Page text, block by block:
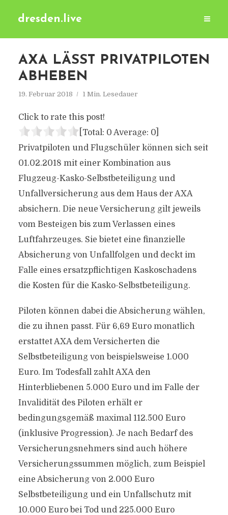
dresden.live
AXA LÄSST PRIVATPILOTEN
ABHEBEN
19. Februar 2018 1 Min. Lesedauer
Click to rate this post!
[Total: 0 Average: 0]
Privatpiloten und Flugschüler können sich seit
01.02.2018 mit einer Kombination aus
Flugzeug-Kasko-Selbstbeteiligung und
Unfallversicherung aus dem Haus der AXA
absichern. Die neue Versicherung gilt jeweils
vom Besteigen bis zum Verlassen eines
Luftfahrzeuges. Sie bietet eine finanzielle
Absicherung von Unfallfolgen und deckt im
Falle eines ersatzpflichtigen Kaskoschadens
die Kosten für die Kasko-Selbstbeteiligung.
Piloten können dabei die Absicherung wählen,
die zu ihnen passt. Für 6,69 Euro monatlich
erstattet AXA dem Versicherten die
Selbstbeteiligung von beispielsweise 1.000
Euro. Im Todesfall zahlt AXA den
Hinterbliebenen 5.000 Euro und im Falle der
Invalidität des Piloten erhält er
bedingungsgemäß maximal 112.500 Euro
(inklusive Progression). Je nach Bedarf des
Versicherungsnehmers sind auch höhere
Versicherungssummen möglich, zum Beispiel
eine Absicherung von 2.000 Euro
Selbstbeteiligung und ein Unfallschutz mit
10.000 Euro bei Tod und 225.000 Euro